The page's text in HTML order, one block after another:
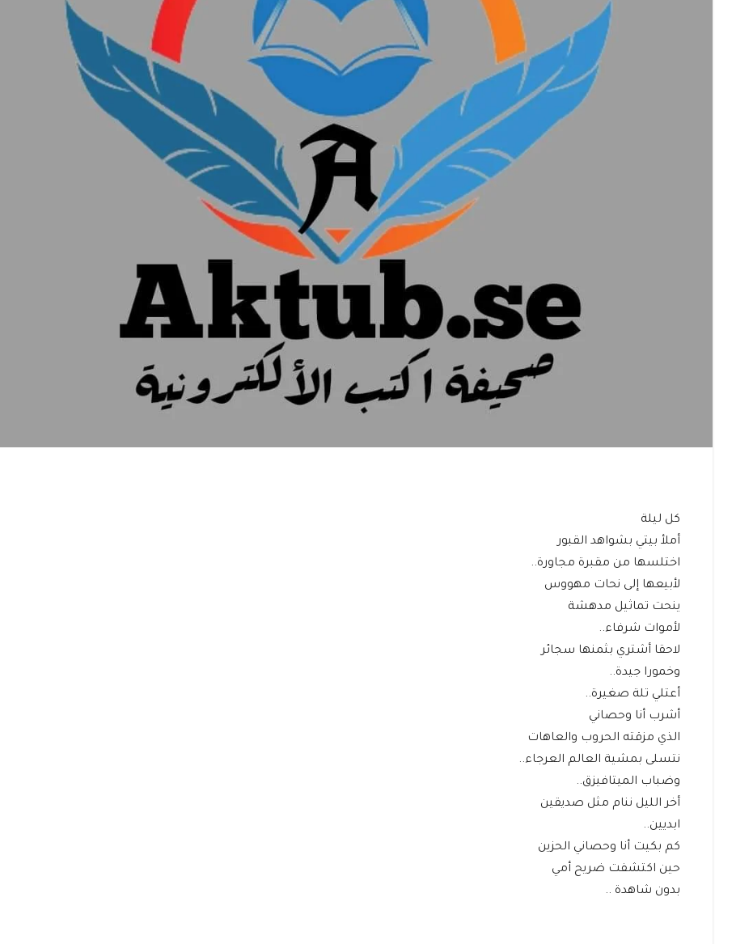
كل ليلة
أملأ بيتي بشواهد القبور
اختلسها من مقبرة مجاورة..
لأبيعها إلى نحات مهووس
ينحت تماثيل مدهشة
لأموات شرفاء..
لاحقا أشتري بثمنها سجائر
وخمورا جيدة..
أعتلي تلة صغيرة..
أشرب أنا وحصاني
الذي مزقته الحروب والعاهات
نتسلى بمشية العالم العرجاء..
وضباب الميتافيزق..
أخر الليل ننام مثل صديقين
ابديين..
كم بكيت أنا وحصاني الحزين
حين اكتشفت ضريح أمي
بدون شاهدة ..